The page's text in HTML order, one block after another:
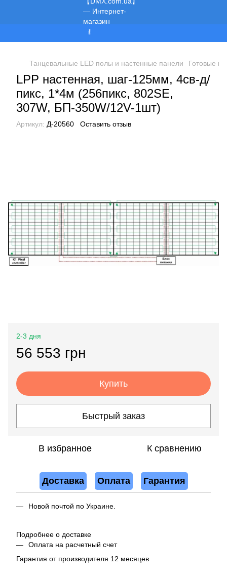
Танцевальные LED полы и настенные панели Готовые
LPP настенная, шаг-125мм, 4св-д/
пикс, 1*4м (256пикс, 802SE,
307W, БП-350W/12V-1шт)
Артикул: Д-20560 Оставить отзыв
2-3 дня
56 553 грн
Купить
Быстрый заказ
В избранное К сравнению
Доставка Оплата Гарантия
Новой почтой по Украине.
Подробнее о доставке
Оплата на расчетный счет
Гарантия от производителя 12 месяцев